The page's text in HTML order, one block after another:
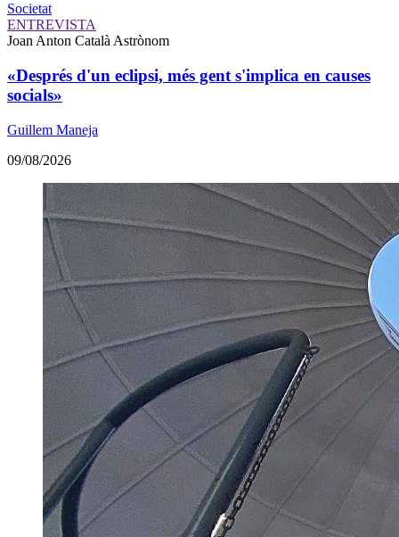
Societat
ENTREVISTA
Joan Anton Català Astrònom
«Després d'un eclipsi, més gent s'implica en causes
socials»
Guillem Maneja
09/08/2026